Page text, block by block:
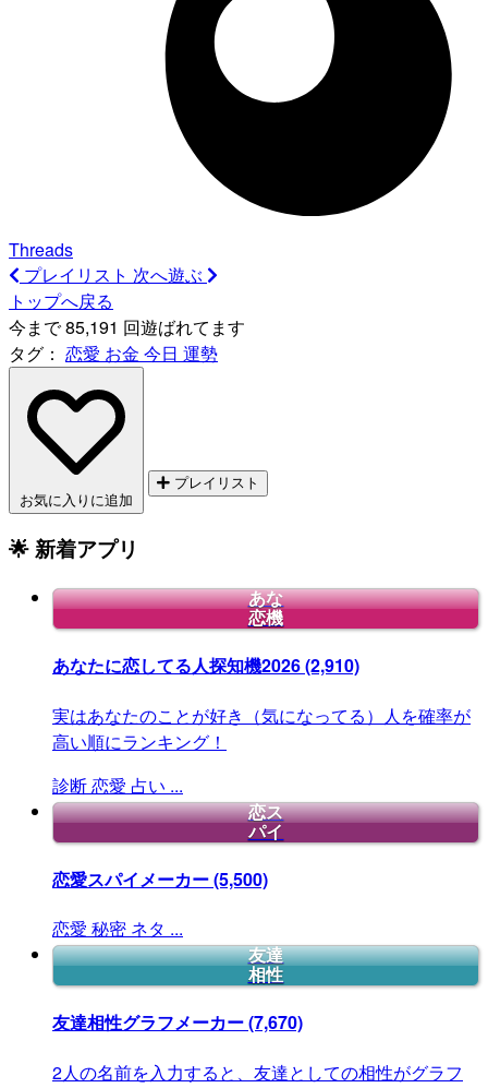
Threads
プレイリスト 次へ遊ぶ
トップへ戻る
今まで 85,191 回遊ばれてます
タグ： 恋愛 お金 今日 運勢
お気に入りに追加
プレイリスト
🌟 新着アプリ
あな
恋機
あなたに恋してる人探知機2026(2,910)
実はあなたのことが好き（気になってる）人を確率が
高い順にランキング！
診断恋愛 占い ...
恋ス
パイ
恋愛スパイメーカー(5,500)
恋愛 秘密 ネタ ...
友達
相性
友達相性グラフメーカー(7,670)
2人の名前を入力すると、友達としての相性がグラフ